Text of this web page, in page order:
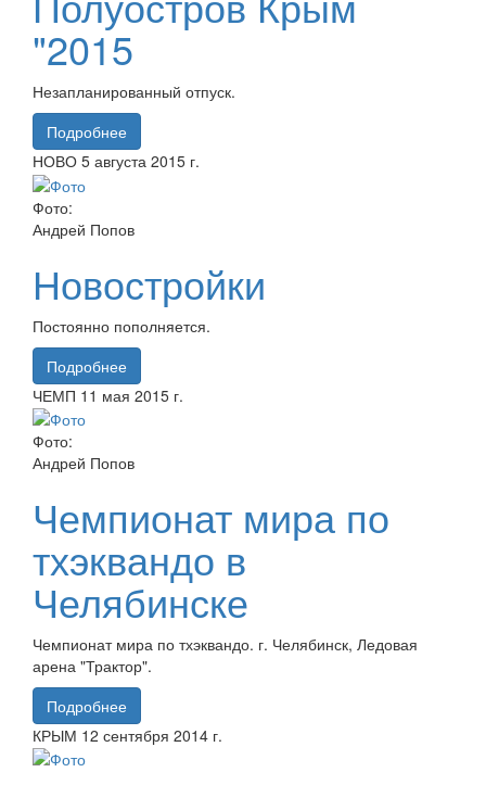
"2015
Незапланированный отпуск.
Подробнее
НОВО 5 августа 2015 г.
Фото:
Андрей Попов
Новостройки
Постоянно пополняется.
Подробнее
ЧЕМП 11 мая 2015 г.
Фото:
Андрей Попов
Чемпионат мира по
тхэквандо в
Челябинске
Чемпионат мира по тхэквандо. г. Челябинск, Ледовая
арена "Трактор".
Подробнее
КРЫМ 12 сентября 2014 г.